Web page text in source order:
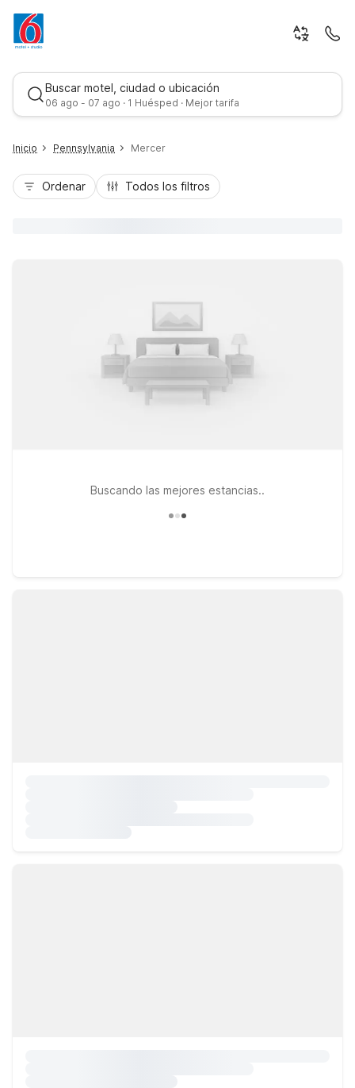
Buscar motel, ciudad o ubicación
06 ago - 07 ago · 1 Huésped · Mejor tarifa
Inicio Pennsylvania Mercer
Ordenar Todos los filtros
Buscando las mejores estancias..